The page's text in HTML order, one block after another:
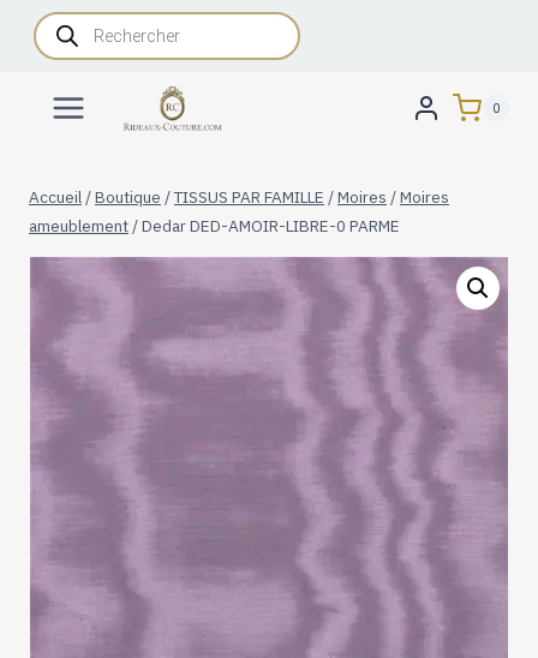
AllerRecherche
de
produits
0
Accueil /Boutique /TISSUS PAR FAMILLE /Moires /Moires
ameublement /Dedar DED-AMOIR-LIBRE-0 PARME